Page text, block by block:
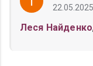
Леся Найденко